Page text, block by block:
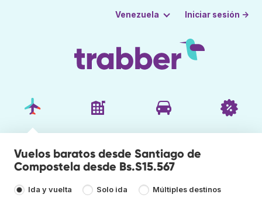
Venezuela Iniciar sesión →
Vuelos baratos desde Santiago de
Compostela desde Bs.S15.567
Ida y vuelta Solo ida Múltiples destinos